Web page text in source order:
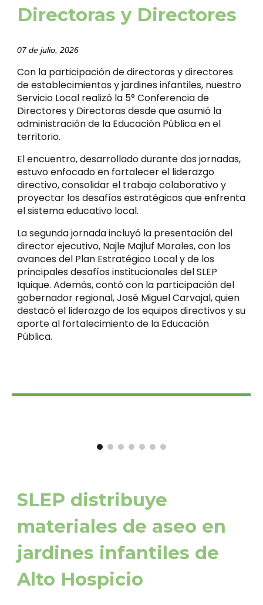
Directoras y Directores
07 de julio, 2026
Con la participación de directoras y directores
de establecimientos y jardines infantiles, nuestro
Servicio Local realizó la 5° Conferencia de
Directores y Directoras desde que asumió la
administración de la Educación Pública en el
territorio.
El encuentro, desarrollado durante dos jornadas,
estuvo enfocado en fortalecer el liderazgo
directivo, consolidar el trabajo colaborativo y
proyectar los desafíos estratégicos que enfrenta
el sistema educativo local.
La segunda jornada incluyó la presentación del
director ejecutivo, Najle Majluf Morales, con los
avances del Plan Estratégico Local y de los
principales desafíos institucionales del SLEP
Iquique. Además, contó con la participación del
gobernador regional, José Miguel Carvajal, quien
destacó el liderazgo de los equipos directivos y su
aporte al fortalecimiento de la Educación
Pública.
SLEP distribuye
materiales de aseo en
jardines infantiles de
Alto Hospicio